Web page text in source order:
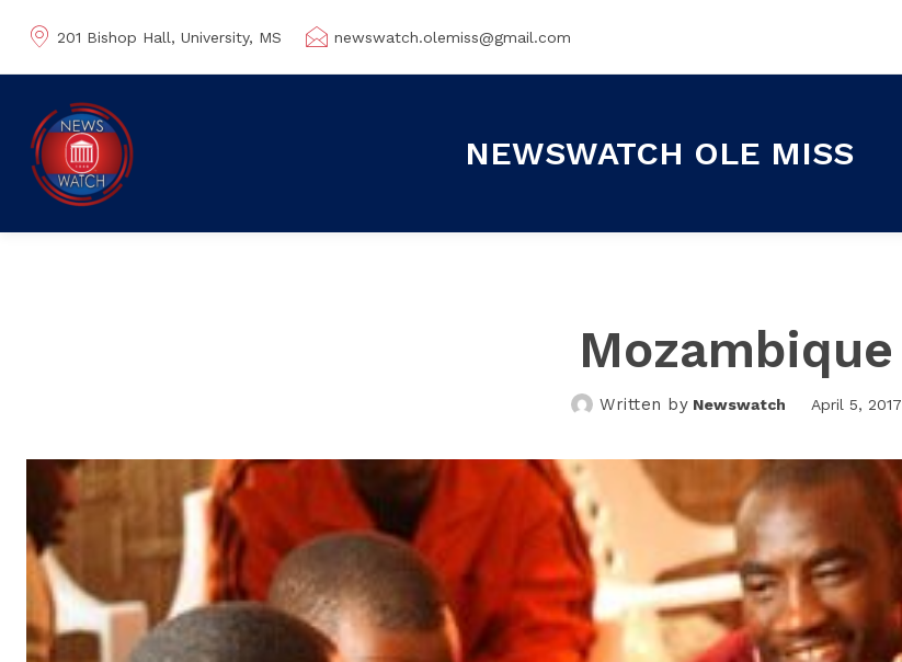
201 Bishop Hall, University, MS newswatch.olemiss@gmail.com
NEWSWATCH OLE MISS
Mozambique
Written by Newswatch April 5, 2017